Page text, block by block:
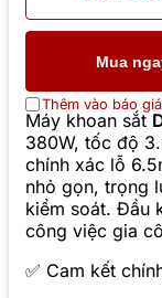
Mua
Thêm vào báo giá
Máy khoan sắt
380W, tốc độ
chính xác lỗ
nhỏ gọn, trọng
kiểm soát. Đầu
công việc gia
✅ Cam kết